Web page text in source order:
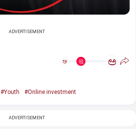
ADVERTISEMENT
ಅ ಅ
#Youth #Online investment
ADVERTISEMENT